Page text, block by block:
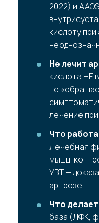
2022) и
кислоту при
Не лечит
кислота НЕ
не
лечение
Что
Лечебная
мышц,
УВТ —
артрозе.
Что
база (ЛФК,